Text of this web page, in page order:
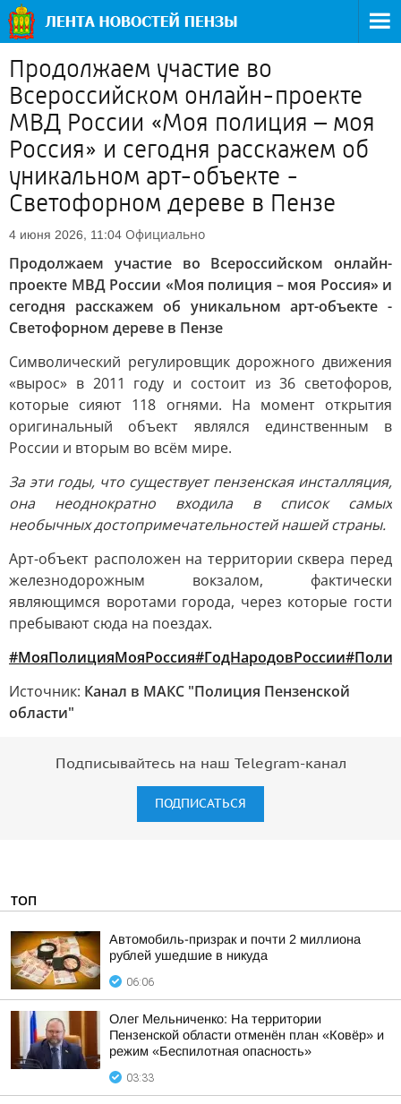
Продолжаем участие во
Всероссийском онлайн-проекте
МВД России «Моя полиция – моя
Россия» и сегодня расскажем об
уникальном арт-объекте -
Светофорном дереве в Пензе
4 июня 2026, 11:04 Официально
Продолжаем участие во Всероссийском онлайн-
проекте МВД России «Моя полиция – моя Россия» и
сегодня расскажем об уникальном арт-объекте -
Светофорном дереве в Пензе
Символический регулировщик дорожного движения
«вырос» в 2011 году и состоит из 36 светофоров,
которые сияют 118 огнями. На момент открытия
оригинальный объект являлся единственным в
России и вторым во всём мире.
За эти годы, что существует пензенская инсталляция,
она неоднократно входила в список самых
необычных достопримечательностей нашей страны.
Арт-объект расположен на территории сквера перед
железнодорожным вокзалом, фактически
являющимся воротами города, через которые гости
пребывают сюда на поездах.
#МояПолицияМояРоссия#ГодНародовРоссии
Источник: Канал в МАКС "Полиция Пензенской
области"
Подписывайтесь на наш Telegram-канал
ПОДПИСАТЬСЯ
ТОП
Автомобиль-призрак и почти 2 миллиона
рублей ушедшие в никуда
06:06
Олег Мельниченко: На территории
Пензенской области отменён план «Ковёр» и
режим «Беспилотная опасность»
03:33